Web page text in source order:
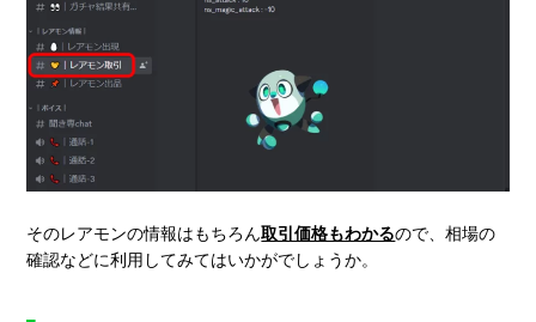
そのレアモンの情報はもちろん取引価格もわかるので、相場の
確認などに利用してみてはいかがでしょうか。